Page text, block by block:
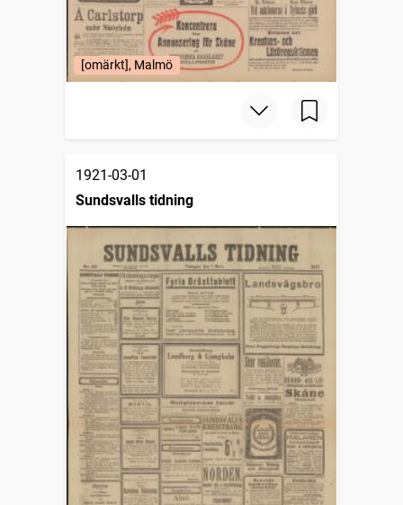
[omärkt], Malmö
1921-03-01
Sundsvalls tidning